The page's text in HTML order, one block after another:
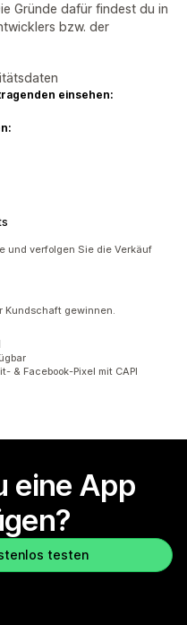
Gründe dafür findest du in
bzw. der
einsehen:
und verfolgen Sie die Verkäuf
Kundschaft gewinnen.
& Facebook-Pixel mit CAPI
eine App
testen